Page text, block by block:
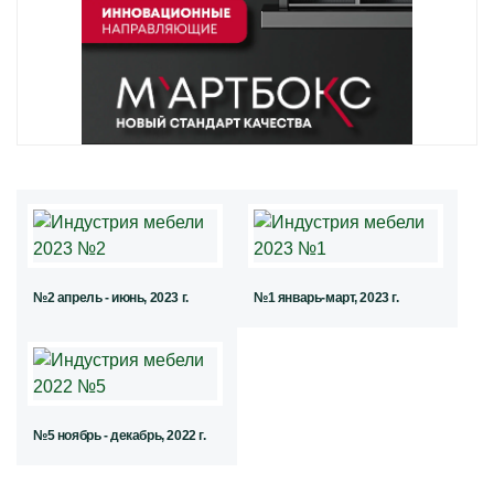
№2 апрель - июнь, 2023 г. №1 январь-март, 2023 г.
№5 ноябрь - декабрь, 2022 г.